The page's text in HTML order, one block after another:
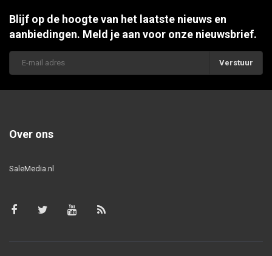
Blijf op de hoogte van het laatste nieuws en
aanbiedingen. Meld je aan voor onze nieuwsbrief.
Verstuur
Over ons
SaleMedia.nl